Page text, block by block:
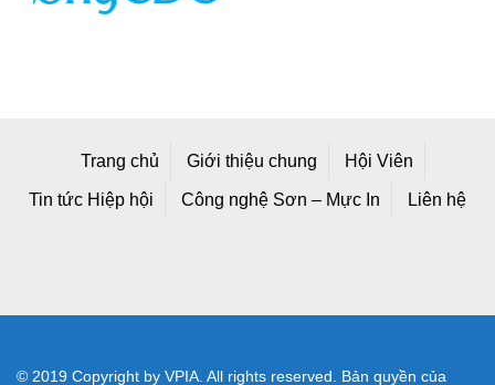
Trang chủ Giới thiệu chung Hội Viên
Tin tức Hiệp hội Công nghệ Sơn – Mực In Liên hệ
© 2019 Copyright by VPIA. All rights reserved. Bản quyền của